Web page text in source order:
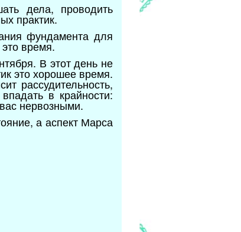
дела, проводить
практик.
фундамента для
время.
В этот день не
это хорошее время.
рассудительность,
в крайности:
нервозными.
а аспект Марса